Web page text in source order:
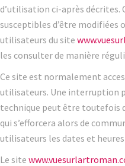
d’utilisation ci-après
susceptibles d’être
utilisateurs du site
les consulter de manière
Ce site est normalement
utilisateurs. Une interruption
technique peut être toutefois
qui s’efforcera alors de
utilisateurs les dates et
Le site